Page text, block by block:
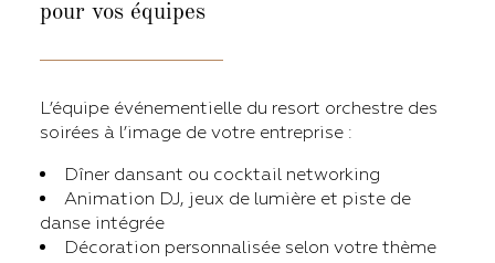
pour vos équipes
L’équipe événementielle du resort orchestre des
soirées à l’image de votre entreprise :
Dîner dansant ou cocktail networking
Animation DJ, jeux de lumière et piste de
danse intégrée
Décoration personnalisée selon votre thème